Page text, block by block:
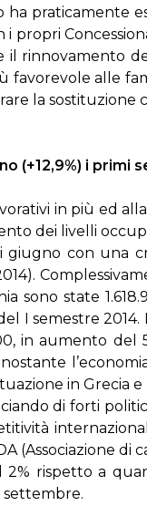
ha pra­ti­ca­men­te
i pro­pri
il rin­no­va­men­to
fa­vo­re­vo­le al­le
la so­sti­tu­zio­ne
(+12,9%) i pri­mi
in più ed
dei li­vel­li
con una
so­no sta­te
I se­me­stre
in au­men­to del
in Gre­cia
di for­ti
(As­so­cia­zio­ne
2% ri­spet­to a
set­tem­bre.